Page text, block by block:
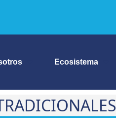
Ecosistema